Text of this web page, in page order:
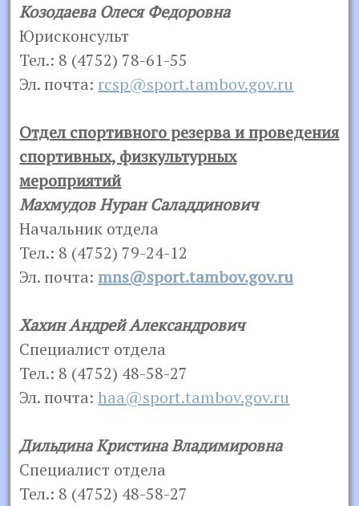
Козодаева Олеся Федоровна
Юрисконсульт
Тел.: 8 (4752) 78-61-55
Эл. почта: rcsp@sport.tambov.gov.ru
Отдел спортивного резерва и проведения
спортивных, физкультурных
мероприятий
Махмудов Нуран Саладдинович
Начальник отдела
Тел.: 8 (4752) 79-24-12
Эл. почта:mns@sport.tambov.gov.ru
Хахин Андрей Александрович
Специалист отдела
Тел.: 8 (4752) 48-58-27
Эл. почта:haa@sport.tambov.gov.ru
Дильдина Кристина Владимировна
Специалист отдела
Тел.: 8 (4752) 48-58-27